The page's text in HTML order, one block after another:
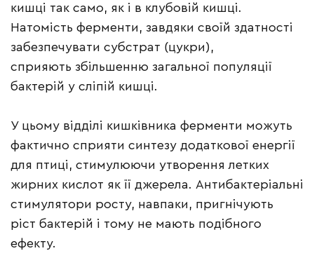
кишці так само, як і в клубовій кишці.
Натомість ферменти, завдяки своїй здатності
забезпечувати субстрат (цукри),
сприяють збільшенню загальної популяції
бактерій у сліпій кишці.
У цьому відділі кишківника ферменти можуть
фактично сприяти синтезу додаткової енергії
для птиці, стимулюючи утворення летких
жирних кислот як її джерела. Антибактеріальні
стимулятори росту, навпаки, пригнічують
ріст бактерій і тому не мають подібного
ефекту.